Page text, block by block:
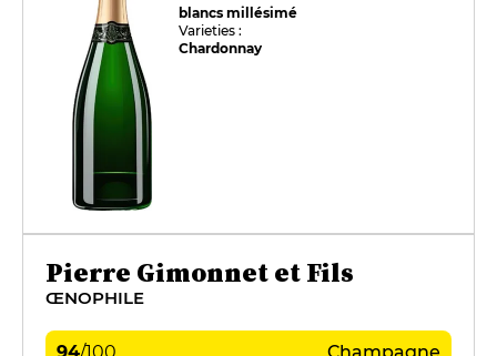
blancs millésimé
Varieties :
Chardonnay
Pierre Gimonnet et Fils
ŒNOPHILE
94/100 Champagne